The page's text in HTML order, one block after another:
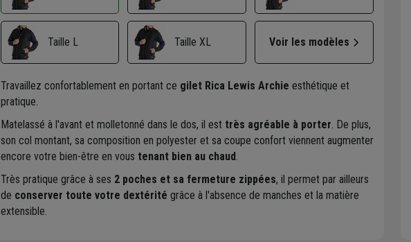
Taille L Taille XL Voir les modèles
Travaillez confortablement en portant ce gilet Rica Lewis Archie esthétique et
pratique.
Matelassé à l'avant et molletonné dans le dos, il est très agréable à porter . De plus,
son col montant, sa composition en polyester et sa coupe confort viennent augmenter
encore votre bien-être en vous tenant bien au chaud
Très pratique grâce à ses 2 poches et sa fermeture zippées, il permet par ailleurs
de conserver toute votre dextérité grâce à l'absence de manches et la matière
extensible.